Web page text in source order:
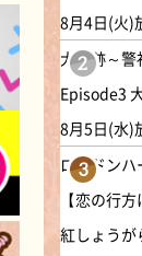
8月4日(火)
2
大追跡～
Episode3
8月5日(水)
3
ロンドンハ
【恋の行
紅しょうが